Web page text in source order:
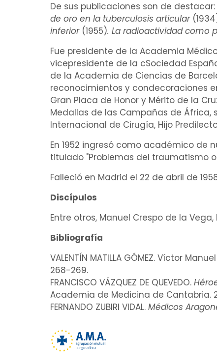
De sus publicaciones son de destacar:
de oro en la tuberculosis articular
inferior (1955). La radioactividad como
Fue presidente de la Academia
vicepresidente de la cSociedad
de la Academia de Ciencias de
reconocimientos y condecoraciones
Gran Placa de Honor y Mérito de la
Medallas de las Campañas de África,
Internacional de Cirugía, Hijo
En 1952 ingresó como académico de
titulado "Problemas del traumatismo
Falleció en Madrid el 22 de abril de
Discípulos
Entre otros, Manuel Crespo de la Vega,
Bibliografía
VALENTÍN MATILLA GÓMEZ. Víctor
268-269.
FRANCISCO VÁZQUEZ DE QUEVEDO.
Academia de Medicina de Cantabria.
FERNANDO ZUBIRI VIDAL. Médicos